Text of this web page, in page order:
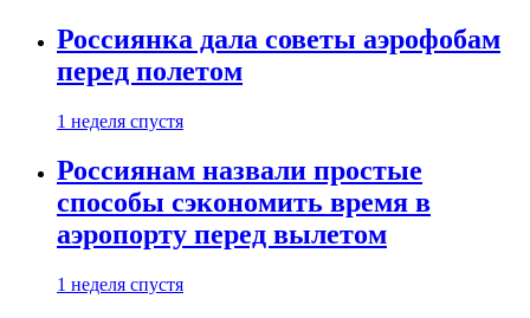
Россиянка дала советы аэрофобам
перед полетом
1 неделя спустя
Россиянам назвали простые
способы сэкономить время в
аэропорту перед вылетом
1 неделя спустя